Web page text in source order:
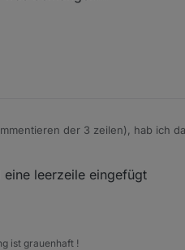
der 3 zeilen), hab ich
mit chrome am selben PC
da was bemängelt...
leerzeile eingefügt
ist grauenhaft !